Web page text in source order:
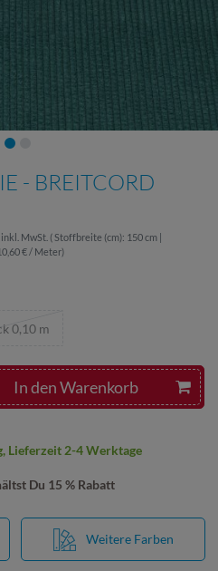
- BREITCORD
inkl. MwSt. ( Stoffbreite (cm): 150 cm |
€ / Meter)
Du 15 % Rabatt
0,10 m
In den Warenkorb
Lieferzeit 2-4 Werktage
Weitere Farben